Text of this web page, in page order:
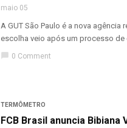
maio 05
A GUT São Paulo é a nova
escolha veio após um processo de
chat_bubble 0 Comment
TERMÔMETRO
FCB Brasil anuncia